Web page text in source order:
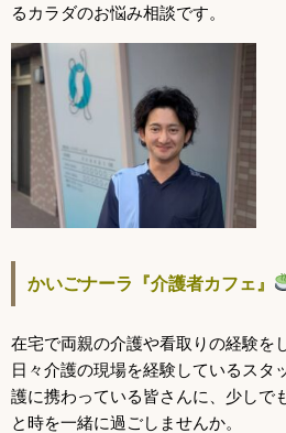
るカラダのお悩み相談です。
かいごナーラ『介護者カフェ』
在宅で両親の介護や看取りの経験を
日々介護の現場を経験しているスタ
護に携わっている皆さんに、少しで
と時を一緒に過ごしませんか。